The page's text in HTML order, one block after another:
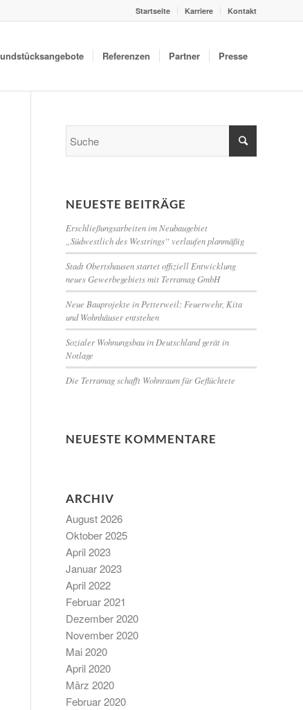
Startseite Karriere Kontakt
Referenzen Partner Presse
NEUESTE BEITRÄGE
Erschließungsarbeiten im Neubaugebiet
„Südwestlich des Westrings“ verlaufen planmäßig
Stadt Obertshausen startet offiziell Entwicklung
neues Gewerbegebiets mit Terramag GmbH
Neue Bauprojekte in Petterweil: Feuerwehr, Kita
und Wohnhäuser entstehen
Sozialer Wohnungsbau in Deutschland gerät in
Notlage
Die Terramag schafft Wohnraum für Geflüchtete
NEUESTE KOMMENTARE
ARCHIV
August 2026
Oktober 2025
April 2023
Januar 2023
April 2022
Februar 2021
Dezember 2020
November 2020
Mai 2020
April 2020
März 2020
Februar 2020